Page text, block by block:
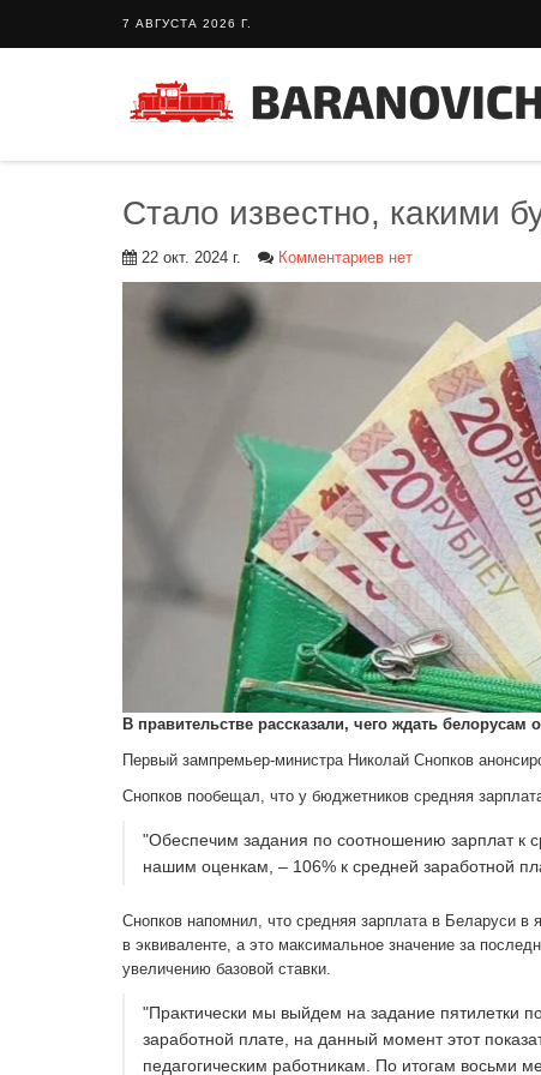
7 АВГУСТА 2026 Г.
Стало известно, какими
22 окт. 2024 г. Комментариев нет
В правительстве рассказали, чего ждать белорусам
Первый зампремьер-министра Николай Снопков
Снопков пообещал, что у бюджетников средняя
"Обеспечим задания по соотношению зарплат к
нашим оценкам, – 106% к средней заработной
Снопков напомнил, что средняя зарплата в Беларуси в
в эквиваленте, а это максимальное значение за
увеличению базовой ставки.
"Практически мы выйдем на задание пятилетки
заработной плате, на данный момент этот
педагогическим работникам. По итогам восьми